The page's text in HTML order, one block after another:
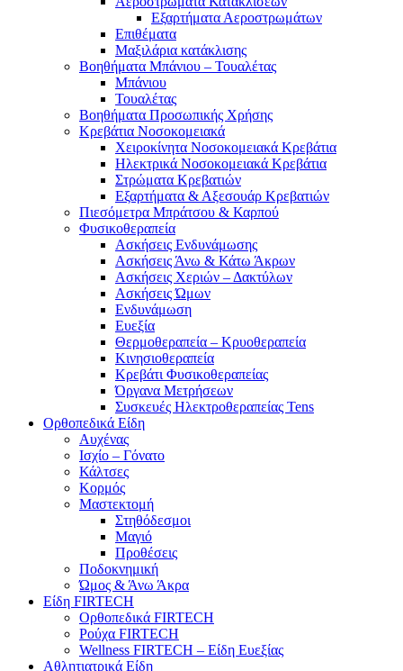
Εξαρτήματα Αεροστρωμάτων
Επιθέματα
Μαξιλάρια κατάκλισης
Βοηθήματα Μπάνιου – Τουαλέτας
Μπάνιου
Τουαλέτας
Βοηθήματα Προσωπικής Χρήσης
Κρεβάτια Νοσοκομειακά
Χειροκίνητα Νοσοκομειακά Κρεβάτια
Ηλεκτρικά Νοσοκομειακά Κρεβάτια
Στρώματα Κρεβατιών
Εξαρτήματα & Αξεσουάρ Κρεβατιών
Πιεσόμετρα Μπράτσου & Καρπού
Φυσικοθεραπεία
Ασκήσεις Ενδυνάμωσης
Ασκήσεις Άνω & Κάτω Άκρων
Ασκήσεις Χεριών – Δακτύλων
Ασκήσεις Ώμων
Ενδυνάμωση
Ευεξία
Θερμοθεραπεία – Κρυοθεραπεία
Κινησιοθεραπεία
Κρεβάτι Φυσικοθεραπείας
Όργανα Μετρήσεων
Συσκευές Ηλεκτροθεραπείας Tens
Ορθοπεδικά Είδη
Αυχένας
Ισχίο – Γόνατο
Κάλτσες
Κορμός
Μαστεκτομή
Στηθόδεσμοι
Μαγιό
Προθέσεις
Ποδοκνημική
Ώμος & Άνω Άκρα
Είδη FIRTECH
Ορθοπεδικά FIRTECH
Ρούχα FIRTECH
Wellness FIRTECH – Είδη Ευεξίας
Αθλητιατρικά Είδη